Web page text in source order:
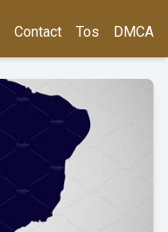
Contact Tos DMCA